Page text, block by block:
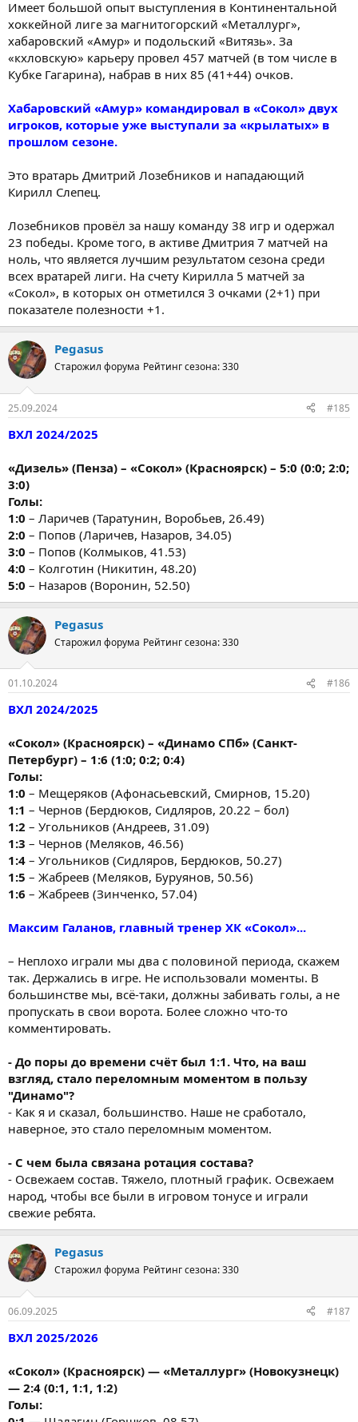
Имеет большой опыт выступления в Континентальной
хоккейной лиге за магнитогорский «Металлург»,
хабаровский «Амур» и подольский «Витязь». За
«кхловскую» карьеру провел 457 матчей (в том числе в
Кубке Гагарина), набрав в них 85 (41+44) очков.
Хабаровский «Амур» командировал в «Сокол» двух
игроков, которые уже выступали за «крылатых» в
прошлом сезоне.
Это вратарь Дмитрий Лозебников и нападающий
Кирилл Слепец.
Лозебников провёл за нашу команду 38 игр и одержал
23 победы. Кроме того, в активе Дмитрия 7 матчей на
ноль, что является лучшим результатом сезона среди
всех вратарей лиги. На счету Кирилла 5 матчей за
«Сокол», в которых он отметился 3 очками (2+1) при
показателе полезности +1.
Pegasus
Старожил форума Рейтинг сезона: 330
25.09.2024 #185
ВХЛ 2024/2025
«Дизель» (Пенза) – «Сокол» (Красноярск) – 5:0 (0:0; 2:0;
3:0)
Голы:
1:0 – Ларичев (Таратунин, Воробьев, 26.49)
2:0 – Попов (Ларичев, Назаров, 34.05)
3:0 – Попов (Колмыков, 41.53)
4:0 – Колготин (Никитин, 48.20)
5:0 – Назаров (Воронин, 52.50)
Pegasus
Старожил форума Рейтинг сезона: 330
01.10.2024 #186
ВХЛ 2024/2025
«Сокол» (Красноярск) – «Динамо СПб» (Санкт-
Петербург) – 1:6 (1:0; 0:2; 0:4)
Голы:
1:0 – Мещеряков (Афонасьевский, Смирнов, 15.20)
1:1 – Чернов (Бердюков, Сидляров, 20.22 – бол)
1:2 – Угольников (Андреев, 31.09)
1:3 – Чернов (Меляков, 46.56)
1:4 – Угольников (Сидляров, Бердюков, 50.27)
1:5 – Жабреев (Меляков, Буруянов, 50.56)
1:6 – Жабреев (Зинченко, 57.04)
Максим Галанов, главный тренер ХК «Сокол»...
– Неплохо играли мы два с половиной периода, скажем
так. Держались в игре. Не использовали моменты. В
большинстве мы, всё-таки, должны забивать голы, а не
пропускать в свои ворота. Более сложно что-то
комментировать.
- До поры до времени счёт был 1:1. Что, на ваш
взгляд, стало переломным моментом в пользу
"Динамо"?
- Как я и сказал, большинство. Наше не сработало,
наверное, это стало переломным моментом.
- С чем была связана ротация состава?
- Освежаем состав. Тяжело, плотный график. Освежаем
народ, чтобы все были в игровом тонусе и играли
свежие ребята.
Pegasus
Старожил форума Рейтинг сезона: 330
06.09.2025 #187
ВХЛ 2025/2026
«Сокол» (Красноярск) — «Металлург» (Новокузнецк)
— 2:4 (0:1, 1:1, 1:2)
Голы: